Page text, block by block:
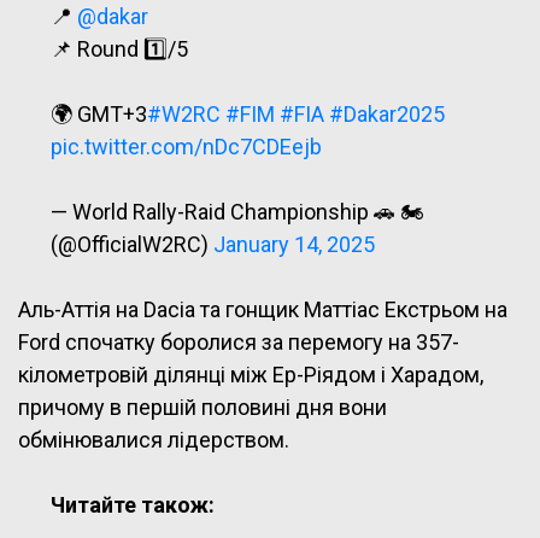
📍 @dakar
📌 Round 1️⃣/5
🌍 GMT+3#W2RC #FIM #FIA #Dakar2025
pic.twitter.com/nDc7CDEejb
— World Rally-Raid Championship 🚗 🏍
(@OfficialW2RC) January 14, 2025
Аль-Аттія на Dacia та гонщик Маттіас Екстрьом на
Ford спочатку боролися за перемогу на 357-
кілометровій ділянці між Ер-Ріядом і Харадом,
причому в першій половині дня вони
обмінювалися лідерством.
Читайте також: